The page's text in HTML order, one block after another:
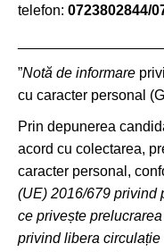
telefon: 0723802844/
”Notă de informare
cu caracter personal
Prin depunerea
acord cu colectarea,
caracter personal,
(UE) 2016/679 privind
ce privește
privind libera